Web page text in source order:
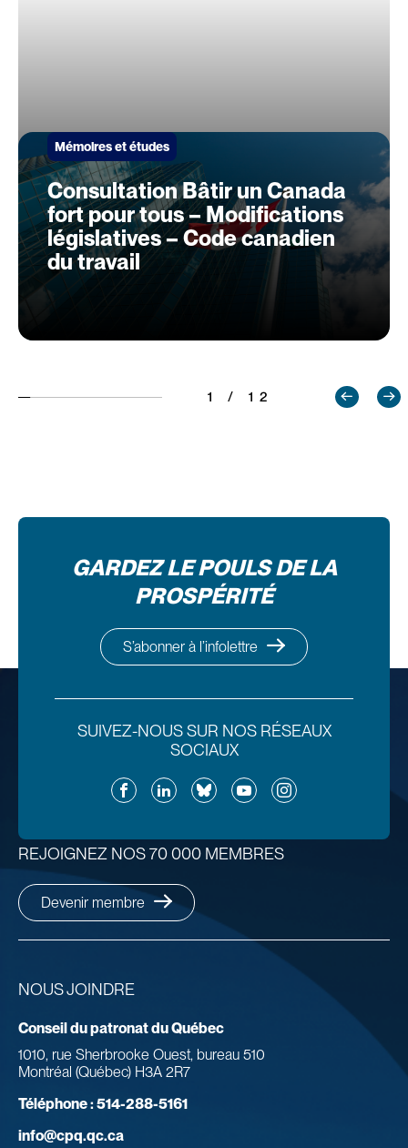
Mémoires et études
Consultation Bâtir un Canada
fort pour tous – Modifications
législatives – Code canadien
du travail
1 / 12
GARDEZ LE POULS DE LA
PROSPÉRITÉ
S’abonner à l’infolettre
SUIVEZ-NOUS SUR NOS RÉSEAUX
SOCIAUX
FacebookLinkedInBlueskyYouTubeInstagram
NOUS JOINDRE
Conseil du patronat du Québec
1010, rue Sherbrooke Ouest, bureau 510
Montréal (Québec) H3A 2R7
Téléphone :514-288-5161
info@cpq.qc.ca
REJOIGNEZ NOS 70 000 MEMBRES
Devenir membre